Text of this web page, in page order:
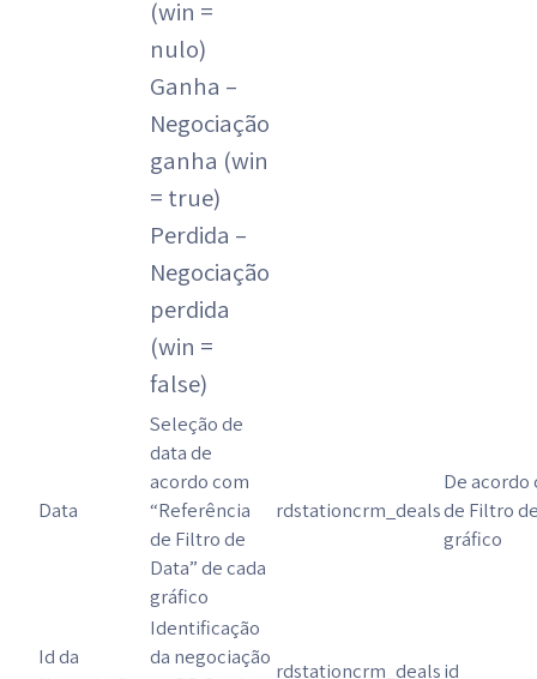
(win =
nulo)
Ganha –
Negociação
ganha (win
= true)
Perdida –
Negociação
perdida
(win =
false)
Data
Seleção de
data de
acordo com
“Referência
de Filtro de
Data” de cada
gráfico
rdstationcrm_deals
De acordo
de Filtro
gráfico
Id da
Identificação
da negociação
rdstationcrm_dealsid